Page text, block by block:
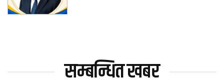
सम्बन्धित खबर